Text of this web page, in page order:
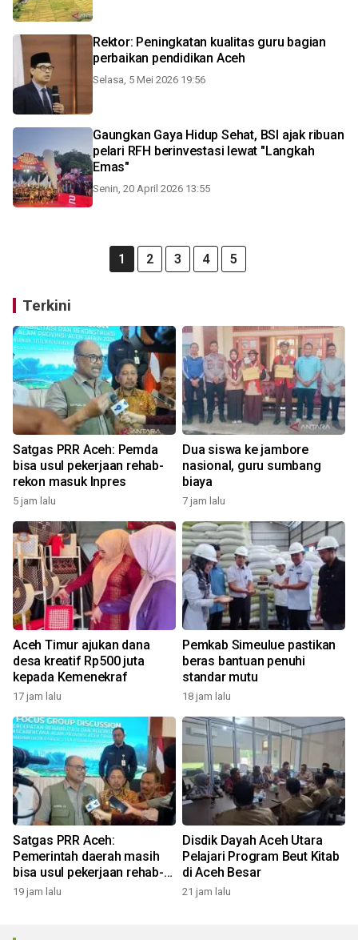
Rektor: Peningkatan kualitas guru bagian
perbaikan pendidikan Aceh
Selasa, 5 Mei 2026 19:56
Gaungkan Gaya Hidup Sehat, BSI ajak ribuan
pelari RFH berinvestasi lewat "Langkah
Emas"
Senin, 20 April 2026 13:55
1 2 3 4 5
Terkini
Satgas PRR Aceh: Pemda
bisa usul pekerjaan rehab-
rekon masuk Inpres
5 jam lalu
Dua siswa ke jambore
nasional, guru sumbang
biaya
7 jam lalu
Aceh Timur ajukan dana
desa kreatif Rp500 juta
kepada Kemenekraf
17 jam lalu
Pemkab Simeulue pastikan
beras bantuan penuhi
standar mutu
18 jam lalu
Satgas PRR Aceh:
Pemerintah daerah masih
bisa usul pekerjaan rehab-
rekon masuk Inpres
19 jam lalu
Disdik Dayah Aceh Utara
Pelajari Program Beut Kitab
di Aceh Besar
21 jam lalu